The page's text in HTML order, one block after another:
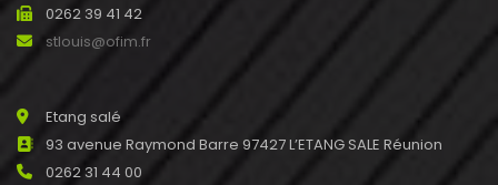
0262 39 41 42
stlouis@ofim.fr
Etang salé
93 avenue Raymond Barre 97427 L’ETANG SALE Réunion
0262 31 44 00